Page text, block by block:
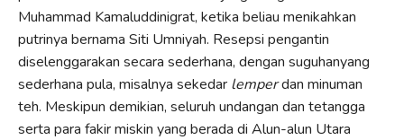
Muhammad Kamaluddinigrat, ketika beliau menikahkan
putrinya bernama Siti Umniyah. Resepsi pengantin
diselenggarakan secara sederhana, dengan suguhanyang
sederhana pula, misalnya sekedar lemperdan minuman
teh. Meskipun demikian, seluruh undangan dan tetangga
serta para fakir miskin yang berada di Alun-alun Utara